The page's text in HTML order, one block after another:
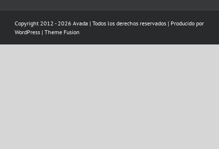
Copyright 2012 - 2026 Avada | Todos los derechos reservados | Producido por
WordPress | Theme Fusion